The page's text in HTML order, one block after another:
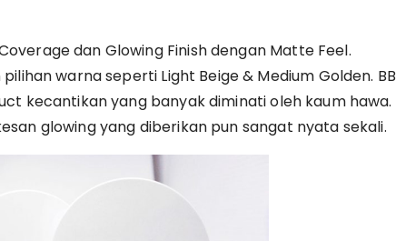
dan Glowing Finish dengan Matte Feel.
warna seperti Light Beige & Medium Golden. BB
kecantikan yang banyak diminati oleh kaum hawa.
glowing yang diberikan pun sangat nyata sekali.